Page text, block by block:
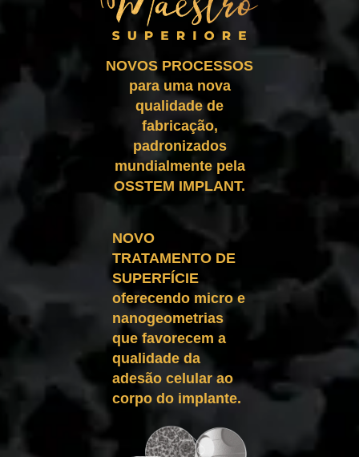
NOVOS PROCESSOS
para uma nova
qualidade de
fabricação,
padronizados
mundialmente pela
OSSTEM IMPLANT.
NOVO
TRATAMENTO DE
SUPERFÍCIE
oferecendo micro e
nanogeometrias
que favorecem a
qualidade da
adesão celular ao
corpo do implante.